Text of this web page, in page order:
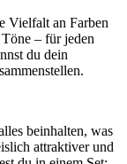
Vielfalt an Farben‍
– für jeden⁤
du dein
beinhalten, was
attraktiver und